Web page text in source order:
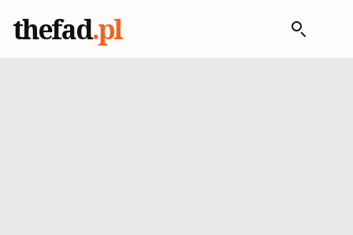
thefad.pl